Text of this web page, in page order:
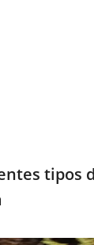
tipos